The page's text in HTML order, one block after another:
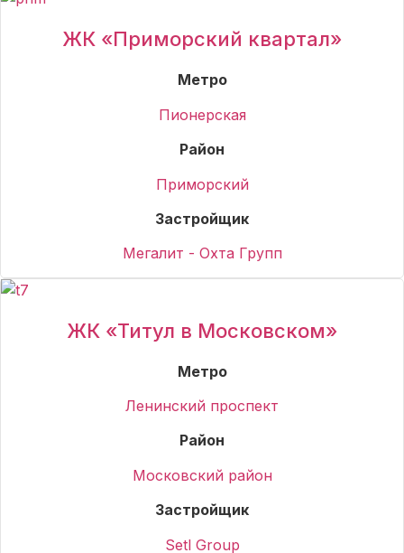
ЖК «Приморский квартал»
Метро
Пионерская
Район
Приморский
Застройщик
Мегалит - Охта Групп
ЖК «Титул в Московском»
Метро
Ленинский проспект
Район
Московский район
Застройщик
Setl Group